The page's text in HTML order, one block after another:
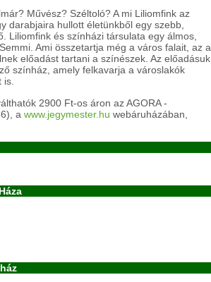
Művész? Széltoló? A mi Liliomfink az
darabjaira hullott életünkből egy szebb,
Liliomfink és színházi társulata egy álmos,
Ami összetartja még a város falait, az a
előadást tartani a színészek. Az előadásuk
színház, amely felkavarja a városlakók
2900 Ft-os áron az AGORA -
a www.jegymester.hu webáruházában,